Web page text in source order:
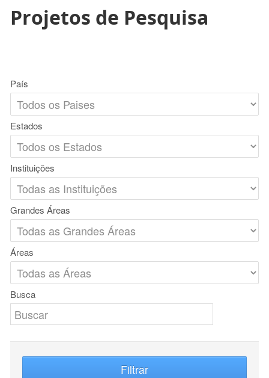
Projetos de Pesquisa
País
Estados
Instituições
Grandes Áreas
Áreas
Busca
Filtrar